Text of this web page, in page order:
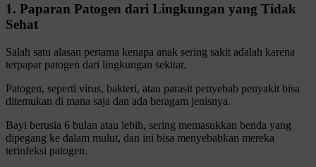
1. Paparan Patogen dari Lingkungan yang Tidak
Sehat
Salah satu alasan pertama kenapa anak sering sakit adalah karena
terpapar patogen dari lingkungan sekitar.
Patogen, seperti virus, bakteri, atau parasit penyebab penyakit bisa
ditemukan di mana saja dan ada beragam jenisnya.
Bayi berusia 6 bulan atau lebih, sering memasukkan benda yang
dipegang ke dalam mulut, dan ini bisa menyebabkan mereka
terinfeksi patogen.